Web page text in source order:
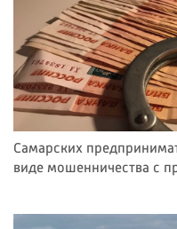
Самарских
виде мошенничества с